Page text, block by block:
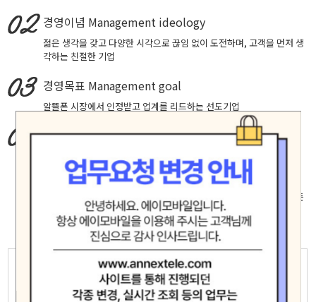
경영이념 Management ideology
젊은 생각을 갖고 다양한 시각으로 끊임 없이 도전하며, 고객을 먼저 생
각하는 친절한 기업
경영목표 Management goal
알뜰폰 시장에서 인정받고 업계를 리드하는 선도기업
핵심가치Core Values
창의적 도전, 실패에 안주하지 않고 성공을 확신하는 자세로 최고에 도
전합니다.
고객중심, 고객의 입장에서 생각하고 배려하며 진심으로 소통합니다.
책임과 헌신, 신뢰 존중 배려가 깃든 마음으로 직원 제휴사 고객등 모든
인연을 소중히 여기며 공정하고 바르게 행동합니다.
모험(Adventure)
우리는 자유롭고 창의적인 상상력으로
새로운 가치창조에 끊임없이 도전하고모험